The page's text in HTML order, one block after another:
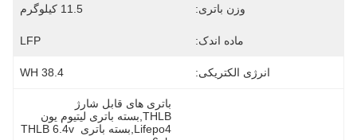
وزن باتری: 11.5 کیلوگرم
ماده اندک: LFP
انرژی الکتریکی: 38.4 WH
Lifepo4,بسته باتری THLB 6.4v